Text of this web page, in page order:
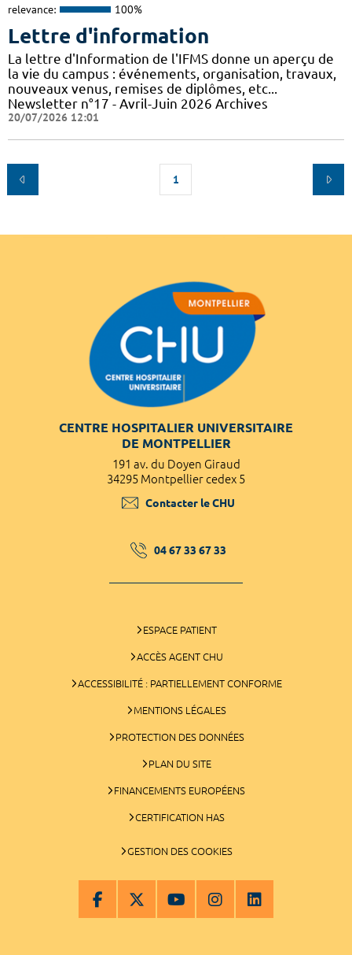
relevance: 100%
Lettre d'information
La lettre d'Information de l'IFMS donne un aperçu de
la vie du campus : événements, organisation, travaux,
nouveaux venus, remises de diplômes, etc...
Newsletter n°17 - Avril-Juin 2026 Archives
20/07/2026 12:01
1
CENTRE HOSPITALIER UNIVERSITAIRE
DE MONTPELLIER
191 av. du Doyen Giraud
34295 Montpellier cedex 5
Contacter le CHU
04 67 33 67 33
ESPACE PATIENT
ACCÈS AGENT CHU
ACCESSIBILITÉ : PARTIELLEMENT CONFORME
MENTIONS LÉGALES
PROTECTION DES DONNÉES
PLAN DU SITE
FINANCEMENTS EUROPÉENS
CERTIFICATION HAS
GESTION DES COOKIES